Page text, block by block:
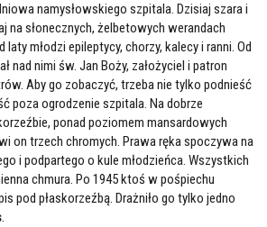
namysłowskiego szpitala. Dzisiaj szara i
na słonecznych, żelbetowych werandach
laty młodzi epileptycy, chorzy, kalecy i ranni. Od
nad nimi św. Jan Boży, założyciel i patron
Aby go zobaczyć, trzeba nie tylko podnieść
poza ogrodzenie szpitala. Na dobrze
ponad poziomem mansardowych
on trzech chromych. Prawa ręka spoczywa na
i podpartego o kule młodzieńca. Wszystkich
chmura. Po 1945 ktoś w pośpiechu
pod płaskorzeźbą. Drażniło go tylko jedno
.